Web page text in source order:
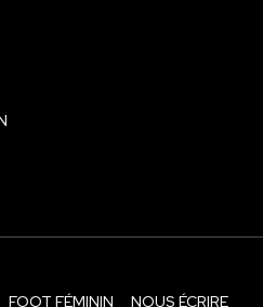
FOOT FÉMININ NOUS ÉCRIRE